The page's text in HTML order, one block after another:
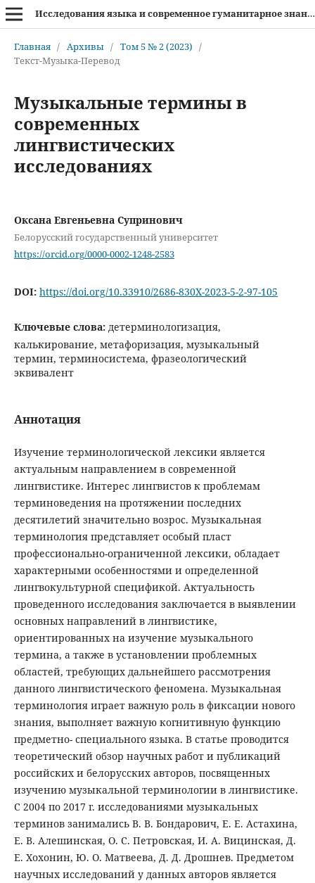
Исследования языка и современное гуманитарное знание
Главная / Архивы / Том 5 № 2 (2023) /
Текст-Музыка-Перевод
Музыкальные термины в
современных
лингвистических
исследованиях
Оксана Евгеньевна Супринович
Белорусский государственный университет
https://orcid.org/0000-0002-1248-2583
DOI: https://doi.org/10.33910/2686-830X-2023-5-2-97-105
Ключевые слова: детерминологизация,
калькирование, метафоризация, музыкальный
термин, терминосистема, фразеологический
эквивалент
Аннотация
Изучение терминологической лексики является
актуальным направлением в современной
лингвистике. Интерес лингвистов к проблемам
терминоведения на протяжении последних
десятилетий значительно возрос. Музыкальная
терминология представляет особый пласт
профессионально-ограниченной лексики, обладает
характерными особенностями и определенной
лингвокультурной спецификой. Актуальность
проведенного исследования заключается в выявлении
основных направлений в лингвистике,
ориентированных на изучение музыкального
термина, а также в установлении проблемных
областей, требующих дальнейшего рассмотрения
данного лингвистического феномена. Музыкальная
терминология играет важную роль в фиксации нового
знания, выполняет важную когнитивную функцию
предметно- специального языка. В статье проводится
теоретический обзор научных работ и публикаций
российских и белорусских авторов, посвященных
изучению музыкальной терминологии в лингвистике.
С 2004 по 2017 г. исследованиями музыкальных
терминов занимались В. В. Бондарович, Е. Е. Астахина,
Е. В. Алешинская, О. С. Петровская, И. А. Вицинская, Д.
Е. Хохонин, Ю. О. Матвеева, Д. Д. Дрошнев. Предметом
научных исследований у данных авторов является